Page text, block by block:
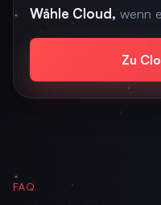
Wähle Cloud, wenn
Zu
FAQ